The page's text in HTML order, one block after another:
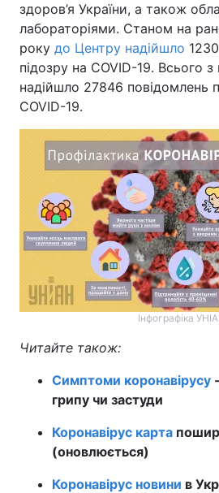
здоров’я України, а також
лабораторіями. Станом на
року до Центру надійшло
підозру на COVID-19. Всього
надійшло 27846 повідомлень
COVID-19.
Інфографіка
Читайте також:
Симптоми коронавірусу
грипу чи застуди
Коронавірус карта
(оновлюється)
Коронавірус новини в